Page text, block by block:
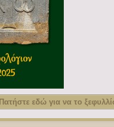
Πατήστε εδώ για να το